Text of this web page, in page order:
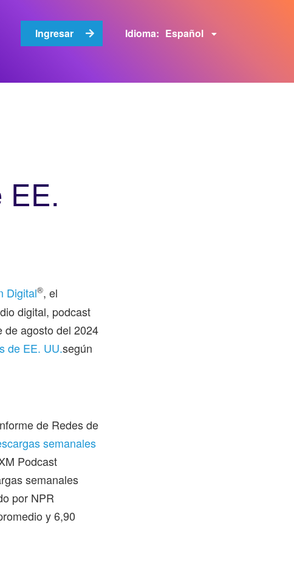
Ingresar Idioma: Español
EE.
Digital®, el
digital, podcast
de agosto del 2024
de EE. UU.según
de Redes de
semanales
Podcast
semanales
por NPR
y 6,90